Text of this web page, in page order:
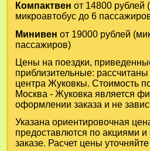
Компактвен от 14800 рублей
микроавтобус до 6
Минивен от 19000 рублей
пассажиров)
Цены на поездки,
приблизительные:
центра Жуковкы. Стоимость
Москва - Жуковка является
оформлении заказа и не
Указана ориентировочная
предоставлются по акциями
заказе. Расчет цены